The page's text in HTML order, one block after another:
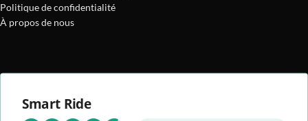
Politique de confidentialité
À propos de nous
Smart Ride